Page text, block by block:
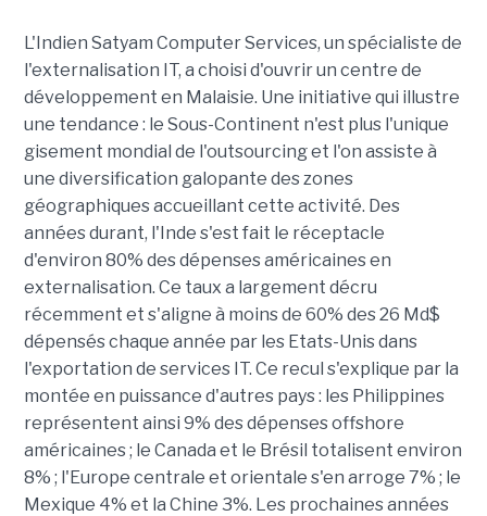
L'Indien Satyam Computer Services, un spécialiste de
l'externalisation IT, a choisi d'ouvrir un centre de
développement en Malaisie. Une initiative qui illustre
une tendance : le Sous-Continent n'est plus l'unique
gisement mondial de l'outsourcing et l'on assiste à
une diversification galopante des zones
géographiques accueillant cette activité. Des
années durant, l'Inde s'est fait le réceptacle
d'environ 80% des dépenses américaines en
externalisation. Ce taux a largement décru
récemment et s'aligne à moins de 60% des 26 Md$
dépensés chaque année par les Etats-Unis dans
l'exportation de services IT. Ce recul s'explique par la
montée en puissance d'autres pays : les Philippines
représentent ainsi 9% des dépenses offshore
américaines ; le Canada et le Brésil totalisent environ
8% ; l'Europe centrale et orientale s'en arroge 7% ; le
Mexique 4% et la Chine 3%. Les prochaines années